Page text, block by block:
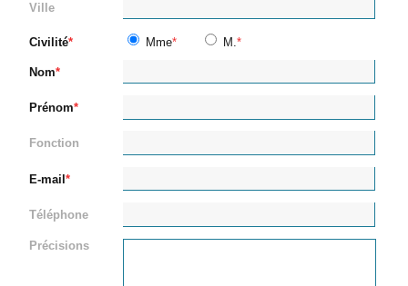
Ville
Civilité Mme M.
Nom
Prénom
Fonction
E-mail
Téléphone
Précisions